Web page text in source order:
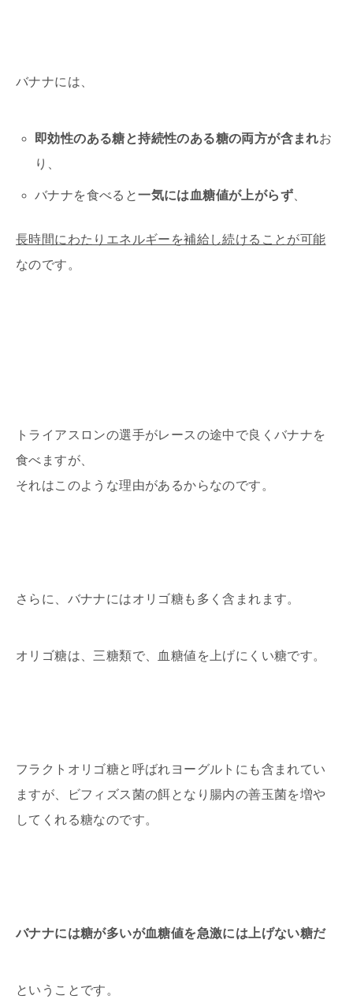
バナナには、
即効性のある糖と持続性のある糖の両方が含まれお
り、
バナナを食べると一気には血糖値が上がらず
長時間にわたりエネルギーを補給し続けることが可能
なのです。
トライアスロンの選手がレースの途中で良くバナナを
食べますが、
それはこのような理由があるからなのです。
さらに、バナナにはオリゴ糖も多く含まれます。
オリゴ糖は、三糖類で、血糖値を上げにくい糖です。
フラクトオリゴ糖と呼ばれヨーグルトにも含まれてい
ますが、ビフィズス菌の餌となり腸内の善玉菌を増や
してくれる糖なのです。
バナナには糖が多いが血糖値を急激には上げない糖だ
ということです。